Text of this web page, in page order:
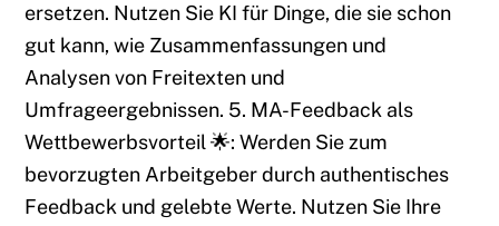
ersetzen. Nutzen Sie KI für Dinge, die sie schon
gut kann, wie Zusammenfassungen und
Analysen von Freitexten und
Umfrageergebnissen. 5. MA-Feedback als
Wettbewerbsvorteil 🌟: Werden Sie zum
bevorzugten Arbeitgeber durch authentisches
Feedback und gelebte Werte. Nutzen Sie Ihre